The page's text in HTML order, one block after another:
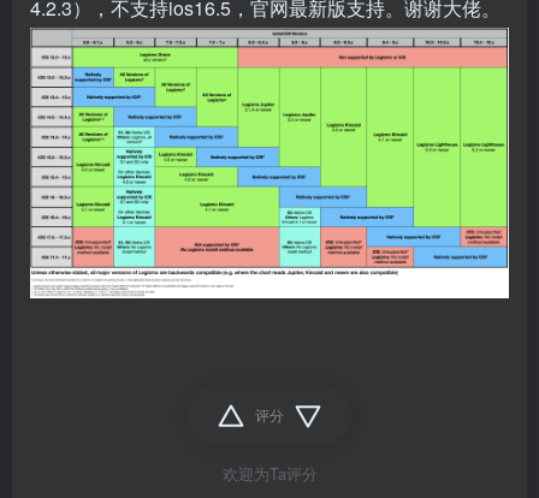
4.2.3），不支持ios16.5，官网最新版支持。谢谢大佬。
评分
欢迎为Ta评分